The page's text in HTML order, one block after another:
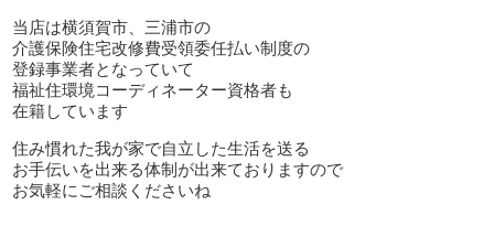
当店は横須賀市、三浦市の
介護保険住宅改修費受領委任払い制度の
登録事業者となっていて
福祉住環境コーディネーター資格者も
在籍しています
住み慣れた我が家で自立した生活を送る
お手伝いを出来る体制が出来ておりますので
お気軽にご相談くださいね